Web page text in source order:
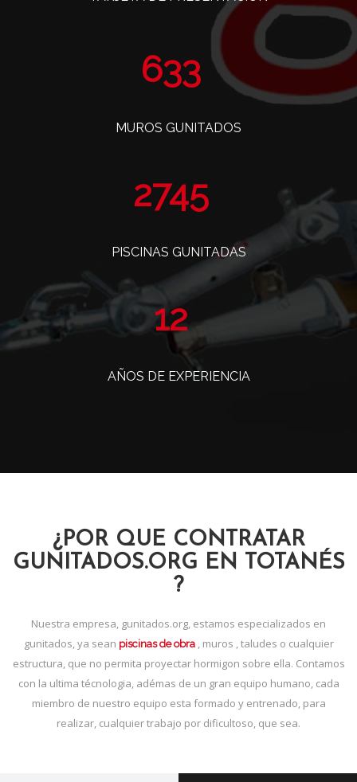
770
MUROS GUNITADOS
3341
PISCINAS GUNITADAS
14
AÑOS DE EXPERIENCIA
¿POR QUE CONTRATAR
GUNITADOS.ORG EN TOTANÉS
?
Nuestra empresa, gunitados.org, estamos especializados en
gunitados, ya sean piscinas de obra, muros , taludes o cualquier
estructura, que no permita proyectar hormigon sobre ella. Contamos
con la ultima técnologia, adémas de un gran equipo humano, cada
miembro de nuestro equipo esta formado y entrenado, para
realizar, cualquier trabajo por dificultoso, que sea.